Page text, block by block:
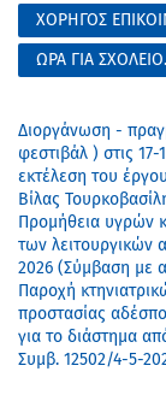
ΧΟΡΗΓΟΣ
ΩΡΑ ΓΙΑ
Διοργάνωση -
φεστιβάλ ) στις
εκτέλεση του
Βίλας
Προμήθεια υγρών
των λειτουργικών
2026 (Σύμβαση με
Παροχή
προστασίας
για το διάστημα
Συμβ. 12502/4-5-